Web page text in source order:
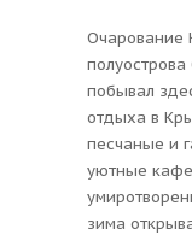
Очарование
побывал
отдыха в
песчаные и
уютные
зима